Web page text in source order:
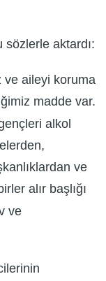
aktardı:
ve aileyi koruma
madde var.
alkol
ve
alır başlığı
ve